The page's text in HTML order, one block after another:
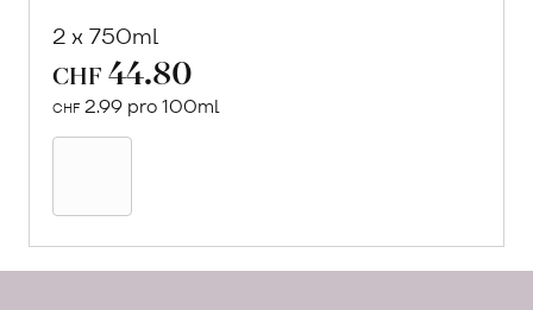
2 x 750ml
CHF 44.80
CHF 2.99 pro 100ml